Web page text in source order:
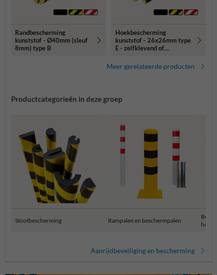
Randbescherming
kunststof - Ø40mm (sleuf
8mm) type B
Hoekbescherming
kunststof - 26x26mm type
E - zelfklevend of
Meer gerelateerde producten
Productcategorieën in deze groep
Stootbescherming Rampalen en beschermpalen
Aanrijdbeveiliging en bescherming